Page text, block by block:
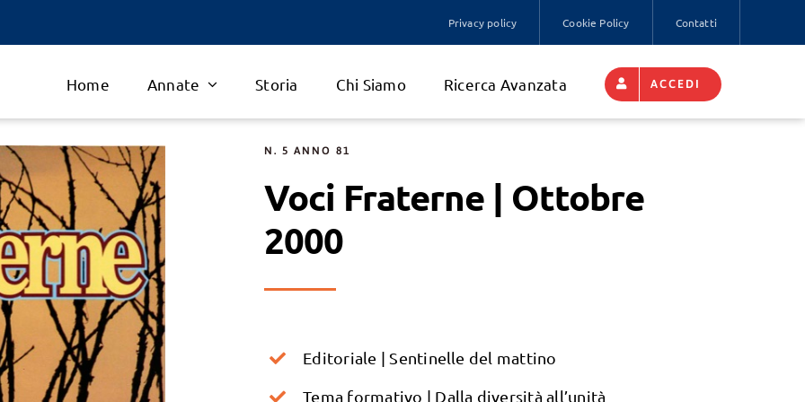
Privacy policy Cookie Policy Contatti
Home Annate Storia Chi Siamo Ricerca Avanzata ACCEDI
N. 5 ANNO 81
Voci Fraterne | Ottobre
2000
Editoriale | Sentinelle del mattino
Tema formativo | Dalla diversità all’unità